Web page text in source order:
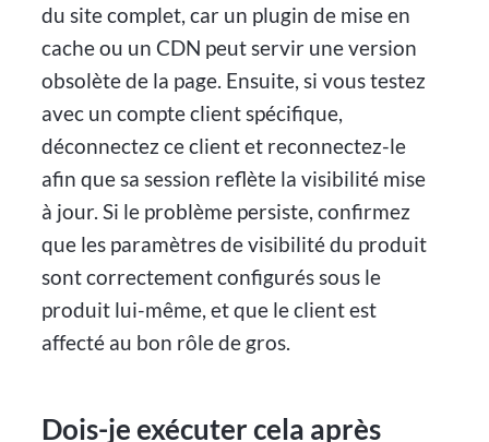
du site complet, car un plugin de mise en
cache ou un CDN peut servir une version
obsolète de la page. Ensuite, si vous testez
avec un compte client spécifique,
déconnectez ce client et reconnectez-le
afin que sa session reflète la visibilité mise
à jour. Si le problème persiste, confirmez
que les paramètres de visibilité du produit
sont correctement configurés sous le
produit lui-même, et que le client est
affecté au bon rôle de gros.
Dois-je exécuter cela après